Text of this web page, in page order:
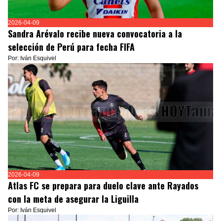
2026-04-09
Sandra Arévalo recibe nueva convocatoria a la
selección de Perú para fecha FIFA
Por: Iván Esquivel
2026-04-09
Atlas FC se prepara para duelo clave ante Rayados
con la meta de asegurar la Liguilla
Por: Iván Esquivel